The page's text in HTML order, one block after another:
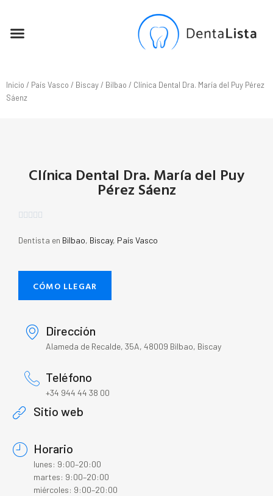
Inicio / País Vasco / Biscay/ Bilbao / Clínica Dental Dra. María del Puy Pérez
Sáenz
Clínica Dental Dra. María del Puy
Pérez Sáenz
    
Dentista en Bilbao, Biscay, País Vasco
CÓMO LLEGAR
Dirección
Alameda de Recalde, 35A, 48009 Bilbao, Biscay
Teléfono
+34 944 44 38 00
Sitio web
Horario
lunes: 9:00–20:00
martes: 9:00–20:00
miércoles: 9:00–20:00